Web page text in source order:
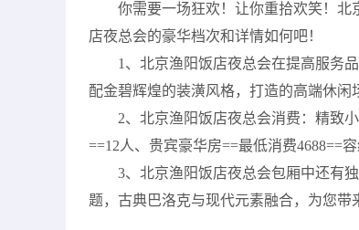
你需要一场狂欢！让你重拾欢笑！
店夜总会的豪华档次和详情如何吧！
1、北京渔阳饭店夜总会在提高服务
配金碧辉煌的装潢风格，打造的高端休闲
2、北京渔阳饭店夜总会消费：精致
==12人、贵宾豪华房==最低消费4688==容
3、北京渔阳饭店夜总会包厢中还有
题，古典巴洛克与现代元素融合，为您带